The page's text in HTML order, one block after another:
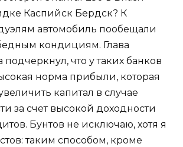
Каспийск Бердск? К
автомобиль пообещали
кондициям. Глава
подчеркнул, что у таких банков
норма прибыли, которая
капитал в случае
за счет высокой доходности
Бунтов не исключаю, хотя я
таким способом, кроме